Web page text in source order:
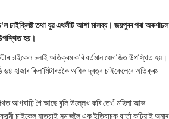
চাইক্লিষ্ট তথা যুৱ এথলীট আশা মালব্য। জয়পুৰৰ পৰা অৰুণাচল
হয়।
চাইকেল চলাই অতিক্ৰম কৰি বৰ্তমান ধেমাজিত উপস্থিত হয়।
হাজাৰ কিল'মিটাৰতকৈ অধিক দূৰত্ব চাইকেলেৰে অতিক্ৰম
আগবাঢ়ি গৈ আছে বুলি উল্লেখ কৰি তেওঁ মহিলা আৰু
চাইকেল যাত্রাই সমাজলৈ এক ইতিবাচক বার্তা কঢ়িয়াই অনাৰ